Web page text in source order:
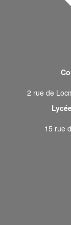
2 rue de
15 rue